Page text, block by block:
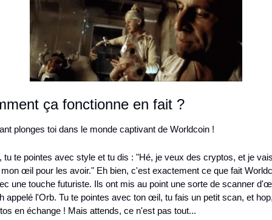
ça fonctionne en fait ?
plonges toi dans le monde captivant de Worldcoin !
tu te pointes avec style et tu dis : "Hé, je veux des cryptos, et je
œil pour les avoir." Eh bien, c'est exactement ce que fait
une touche futuriste. Ils ont mis au point une sorte de scanner
appelé l'Orb. Tu te pointes avec ton œil, tu fais un petit scan, et
en échange ! Mais attends, ce n'est pas tout...